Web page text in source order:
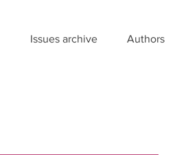
Issues archive
Authors